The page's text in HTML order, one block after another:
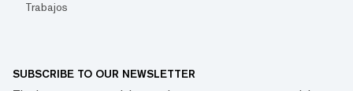
Trabajos
SUBSCRIBE TO OUR NEWSLETTER